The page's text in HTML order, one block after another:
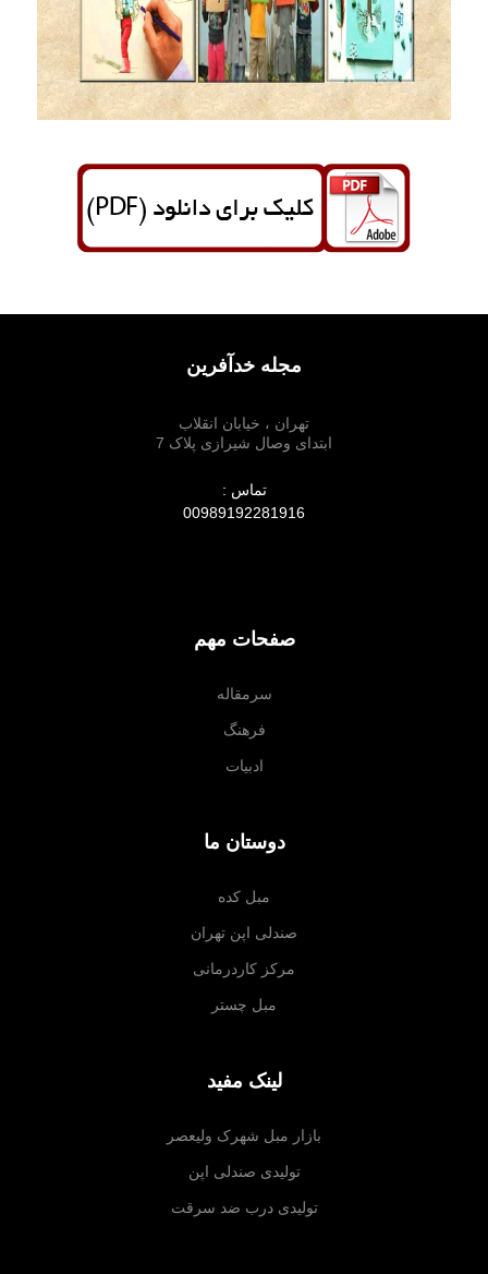
مجله خدآفرین
تهران ، خیابان انقلاب
ابتدای وصال شیرازی پلاک 7
تماس :
00989192281916
صفحات مهم
سرمقاله
فرهنگ
ادبیات
دوستان ما
مبل کده
صندلی اپن تهران
مرکز کاردرمانی
مبل چستر
لینک مفید
بازار مبل شهرک ولیعصر
تولیدی صندلی اپن
تولیدی درب ضد سرقت